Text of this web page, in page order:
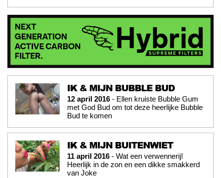
IK & MIJN BUBBLE BUD
12 april 2016 - Ellen kruiste Bubble Gum
met God Bud om tot deze heerlijke Bubble
Bud te komen
IK & MIJN BUITENWIET
11 april 2016 - Wat een verwennerij!
Heerlijk in de zon en een dikke smakkerd
van Joke